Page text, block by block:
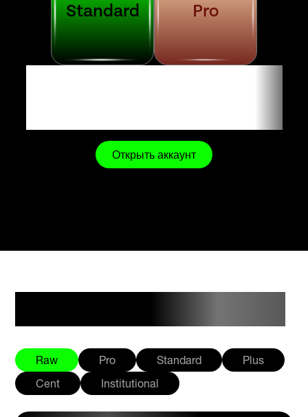
Standard Pro
Открыть аккаунт
Raw Pro Standard
Plus
Cent
Institutional